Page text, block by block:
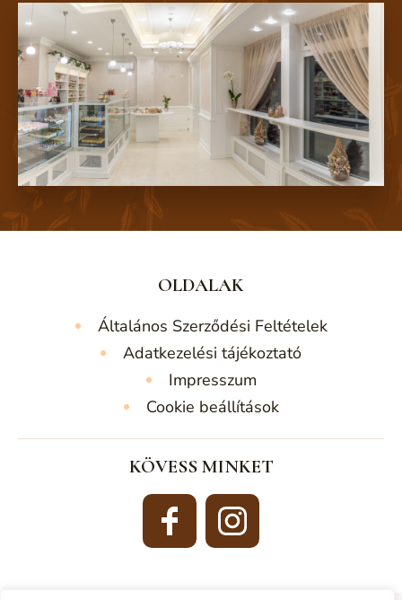
OLDALAK
Általános Szerződési Feltételek
Adatkezelési tájékoztató
Impresszum
Cookie beállítások
KÖVESS MINKET